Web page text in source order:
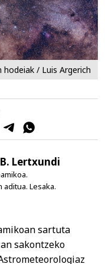
hodeiak / Luis Argerich
Lertxundi
Lesaka.
sartuta
sakontzeko